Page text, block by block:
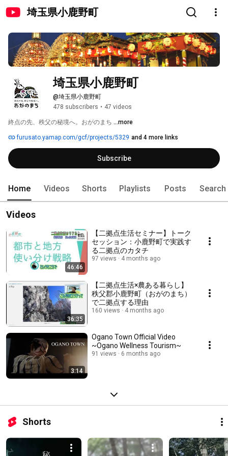
埼玉県小鹿野町
埼玉県小鹿野町
@埼玉県小鹿野町
478 subscribers • 47 videos
終点の先、秩父の秘境へ。おがのまち ...more
furusato.yamap.com/gcf/projects/5329 and 4 more links
Subscribe
Home Videos Shorts Playlists Posts Search
Videos
46:46
【二拠点生活セミナー】トーク
セッション：小鹿野町で実践す
る二拠点のカタチ
97 views 4 months ago
36:35
【二拠点生活×農ある暮らし】
秩父郡小鹿野町（おがのまち）
で二拠点する理由
160 views 4 months ago
3:14
Ogano Town Official Video
~Ogano Wellness Tourism~
91 views 6 months ago
Shorts